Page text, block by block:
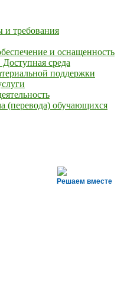
и требования
и оснащенность
Доступная среда
поддержки
(перевода) обучающихся
Решаем вместе